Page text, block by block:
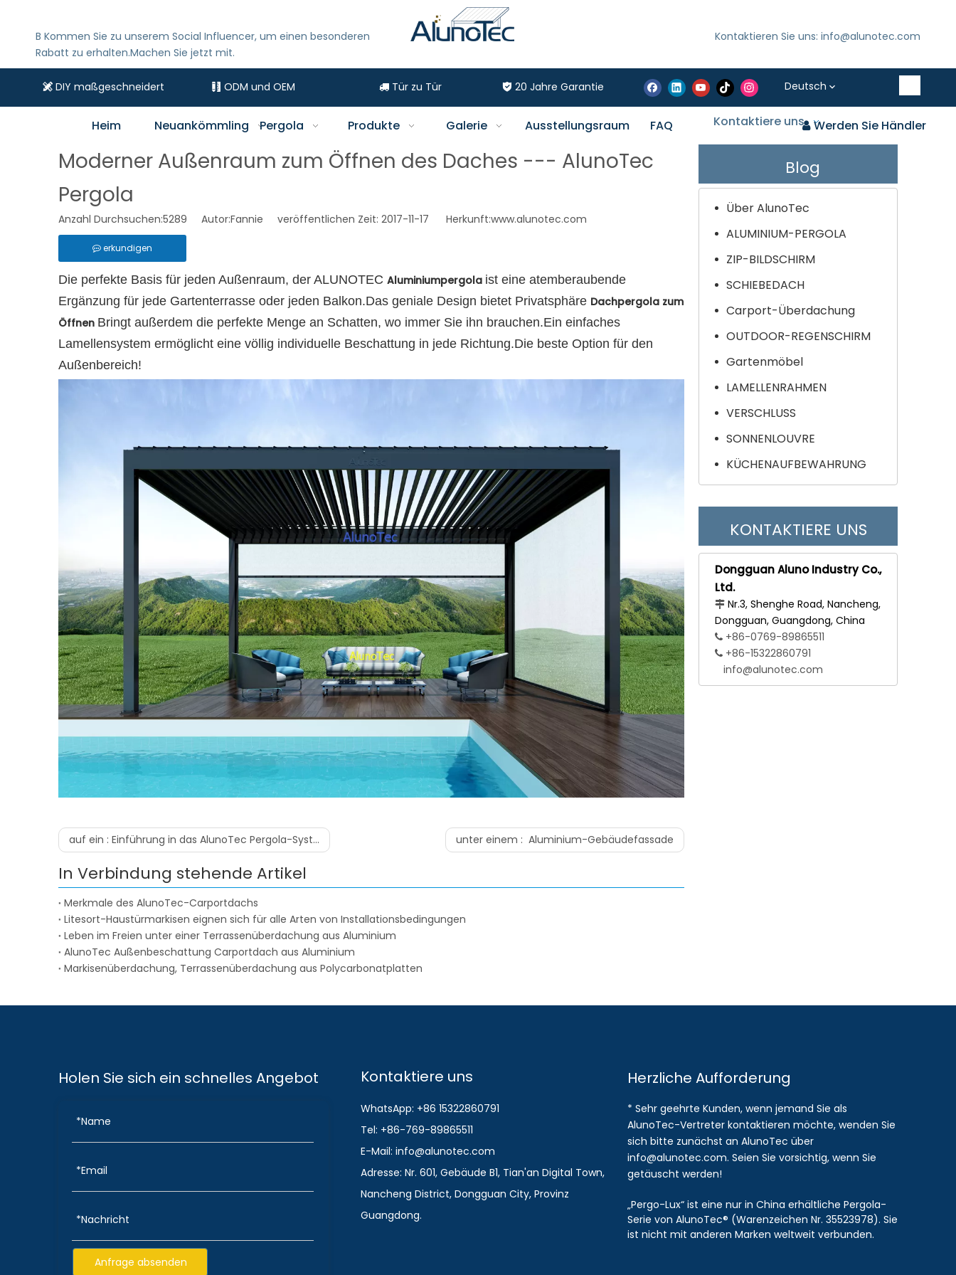
B Kommen Sie zu unserem Social Influencer, um einen besonderen
Rabatt zu erhalten.Machen Sie jetzt mit.
Kontaktieren Sie uns: info@alunotec.com
DIY maßgeschneidert  ODM und OEM Tür zu Tür  20 Jahre Garantie Deutsch
Heim Neuankömmling Pergola Produkte Galerie Ausstellungsraum FAQ Kontaktiere uns Werden Sie Händler
Moderner Außenraum zum Öffnen des Daches --- AlunoTec
Pergola
Anzahl Durchsuchen:5289 Autor:Fannie veröffentlichen Zeit: 2017-11-17 Herkunft:www.alunotec.com
erkundigen
Die perfekte Basis für jeden Außenraum, der ALUNOTEC Aluminiumpergola ist eine atemberaubende
Ergänzung für jede Gartenterrasse oder jeden Balkon.Das geniale Design bietet Privatsphäre Dachpergola zum
Öffnen Bringt außerdem die perfekte Menge an Schatten, wo immer Sie ihn brauchen.Ein einfaches
Lamellensystem ermöglicht eine völlig individuelle Beschattung in jede Richtung.Die beste Option für den
Außenbereich!
auf ein : Einführung in das AlunoTec Pergola-System unter einem : Aluminium-Gebäudefassade
In Verbindung stehende Artikel
Merkmale des AlunoTec-Carportdachs
Litesort-Haustürmarkisen eignen sich für alle Arten von Installationsbedingungen
Leben im Freien unter einer Terrassenüberdachung aus Aluminium
AlunoTec Außenbeschattung Carportdach aus Aluminium
Markisenüberdachung, Terrassenüberdachung aus Polycarbonatplatten
Blog
Über AlunoTec
ALUMINIUM-PERGOLA
ZIP-BILDSCHIRM
SCHIEBEDACH
Carport-Überdachung
OUTDOOR-REGENSCHIRM
Gartenmöbel
LAMELLENRAHMEN
VERSCHLUSS
SONNENLOUVRE
KÜCHENAUFBEWAHRUNG
KONTAKTIERE UNS
Dongguan Aluno Industry Co.,
Ltd.
 Nr.3, Shenghe Road, Nancheng,
Dongguan, Guangdong, China
 +86-0769-89865511
 +86-15322860791
info@alunotec.com
Holen Sie sich ein schnelles Angebot
Anfrage absenden
Kontaktiere uns
WhatsApp: +86 15322860791
Tel: +86-769-89865511
E-Mail: info@alunotec.com
Adresse: Nr. 601, Gebäude B1, Tian'an Digital Town,
Nancheng District, Dongguan City, Provinz
Guangdong.
Herzliche Aufforderung
* Sehr geehrte Kunden, wenn jemand Sie als
AlunoTec-Vertreter kontaktieren möchte, wenden Sie
sich bitte zunächst an AlunoTec über
info@alunotec.com. Seien Sie vorsichtig, wenn Sie
getäuscht werden!
„Pergo-Lux“ ist eine nur in China erhältliche Pergola-
Serie von AlunoTec® (Warenzeichen Nr. 35523978). Sie
ist nicht mit anderen Marken weltweit verbunden.